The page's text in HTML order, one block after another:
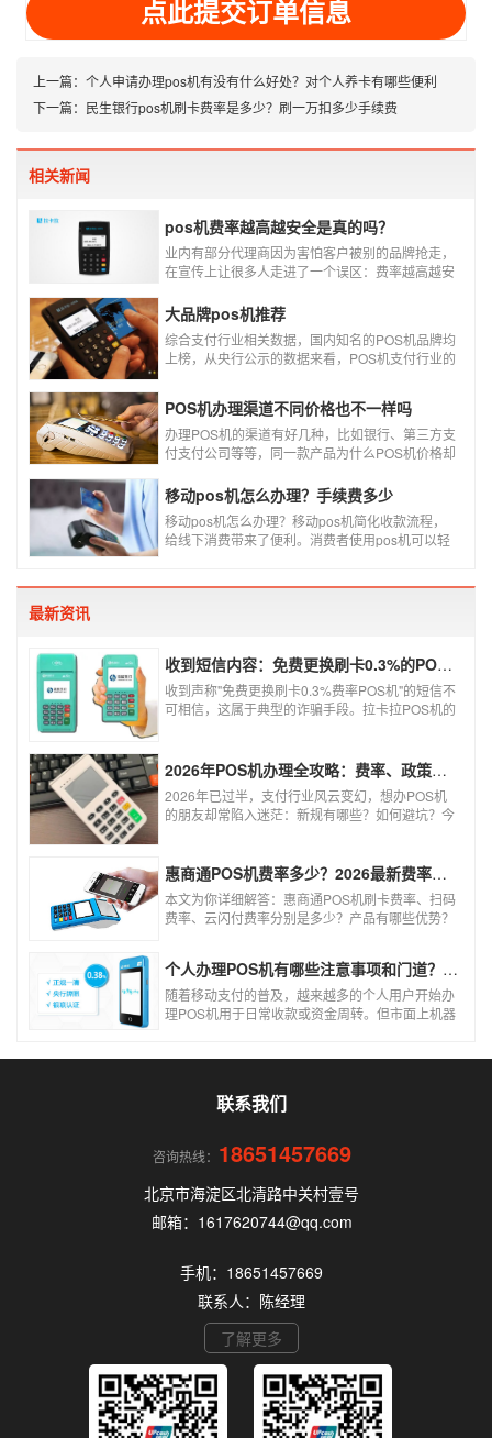
上一篇： 个人申请办理pos机有没有什么好处？对个人养卡有哪些便利
下一篇： 民生银行pos机刷卡费率是多少？刷一万扣多少手续费
相关新闻
pos机费率越高越安全是真的吗？
业内有部分代理商因为害怕客户被别的品牌抢走，
在宣传上让很多人走进了一个误区：费率越高越安
真的是这样吗?
大品牌pos机推荐
综合支付行业相关数据，国内知名的POS机品牌均
上榜，从央行公示的数据来看，POS机支付行业的
POS机品牌各种各样，每年支付公司都会上几个新
品牌，所以我们在选择POS机的时候，一定认证正
规一清机。
POS机办理渠道不同价格也不一样吗
办理POS机的渠道有好几种，比如银行、第三方支
付支付公司等等，同一款产品为什么POS机价格却
和大家说说为什么同一款产品会有好几个价格，究
竟是什么原因呢？
移动pos机怎么办理？手续费多少
移动pos机怎么办理？移动pos机简化收款流程，
给线下消费带来了便利。消费者使用pos机可以轻
最新资讯
收到短信内容：免费更换刷卡0.3%的POS机，可以相信吗？
收到声称"免费更换刷卡0.3%费率POS机"的短信不
可相信，这属于典型的诈骗手段。拉卡拉POS机的
风险。以下结合权威信息分析原因及应对建议：2026年POS机办理全攻略：费率、政策、避坑一篇讲清
2026年已过半，支付行业风云变幻，想办POS机
的朋友却常陷入迷茫：新规有哪些？如何避坑？今
使用！
惠商通POS机费率多少？2026最新费率标准及办理全攻略
本文为你详细解答：惠商通POS机刷卡费率、扫码
费率、云闪付费率分别是多少？产品有哪些优势？
个人办理POS机有哪些注意事项和门道？（2026最新避坑指南）
随着移动支付的普及，越来越多的个人用户开始办
理POS机用于日常收款或资金周转。但市面上机器
联系我们
咨询热线： 18651457669
北京市海淀区北清路中关村壹号
邮箱：1617620744@qq.com
手机：18651457669
联系人：陈经理
了解更多